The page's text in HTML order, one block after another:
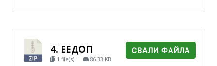
4. ЕЕДОП
1 file(s) 86.33 KB
СВАЛИ ФАЙЛА